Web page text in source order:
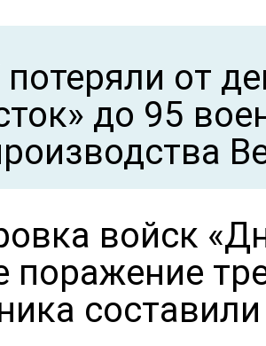
от
до 95
войск
поражение